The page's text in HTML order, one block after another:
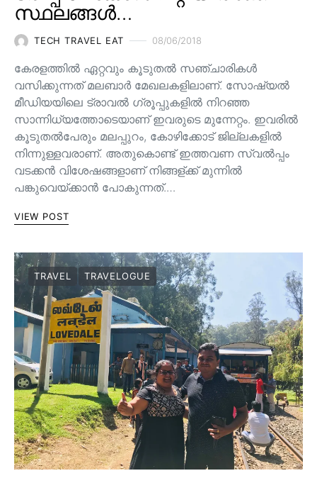
സ്ഥലങ്ങൾ…
TECH TRAVEL EAT 08/06/2018
കേരളത്തിൽ ഏറ്റവും കൂടുതൽ സഞ്ചാരികൾ
വസിക്കുന്നത് മലബാർ മേഖലകളിലാണ്. സോഷ്യൽ
മീഡിയയിലെ ട്രാവൽ ഗ്രൂപ്പുകളിൽ നിറഞ്ഞ
സാന്നിധ്യത്തോടെയാണ് ഇവരുടെ മുന്നേറ്റം. ഇവരിൽ
കൂടുതൽപേരും മലപ്പുറം, കോഴിക്കോട് ജില്ലകളിൽ
നിന്നുള്ളവരാണ്. അതുകൊണ്ട് ഇത്തവണ സ്വൽപ്പം
വടക്കൻ വിശേഷങ്ങളാണ് നിങ്ങള്ക്ക് മുന്നിൽ
പങ്കുവെയ്ക്കാൻ പോകുന്നത്.…
VIEW POST
TRAVEL TRAVELOGUE